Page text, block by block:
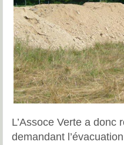
L’Assoce Verte a
demandant